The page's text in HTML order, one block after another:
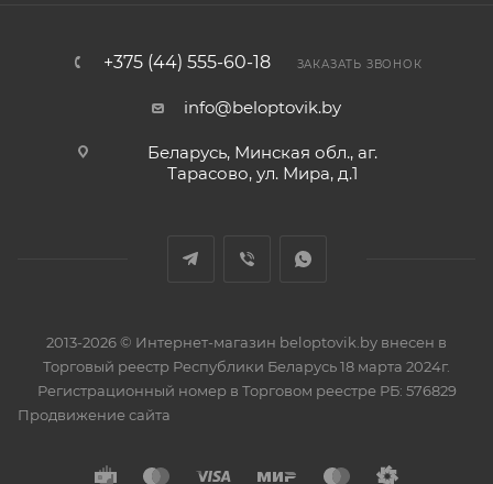
+375 (44) 555-60-18 ЗАКАЗАТЬ ЗВОНОК
info@beloptovik.by
Беларусь, Минская обл., аг.
Тарасово, ул. Мира, д.1
2013-2026 © Интернет-магазин beloptovik.by внесен в
Торговый реестр Республики Беларусь 18 марта 2024г.
Регистрационный номер в Торговом реестре РБ: 576829
Продвижение сайта